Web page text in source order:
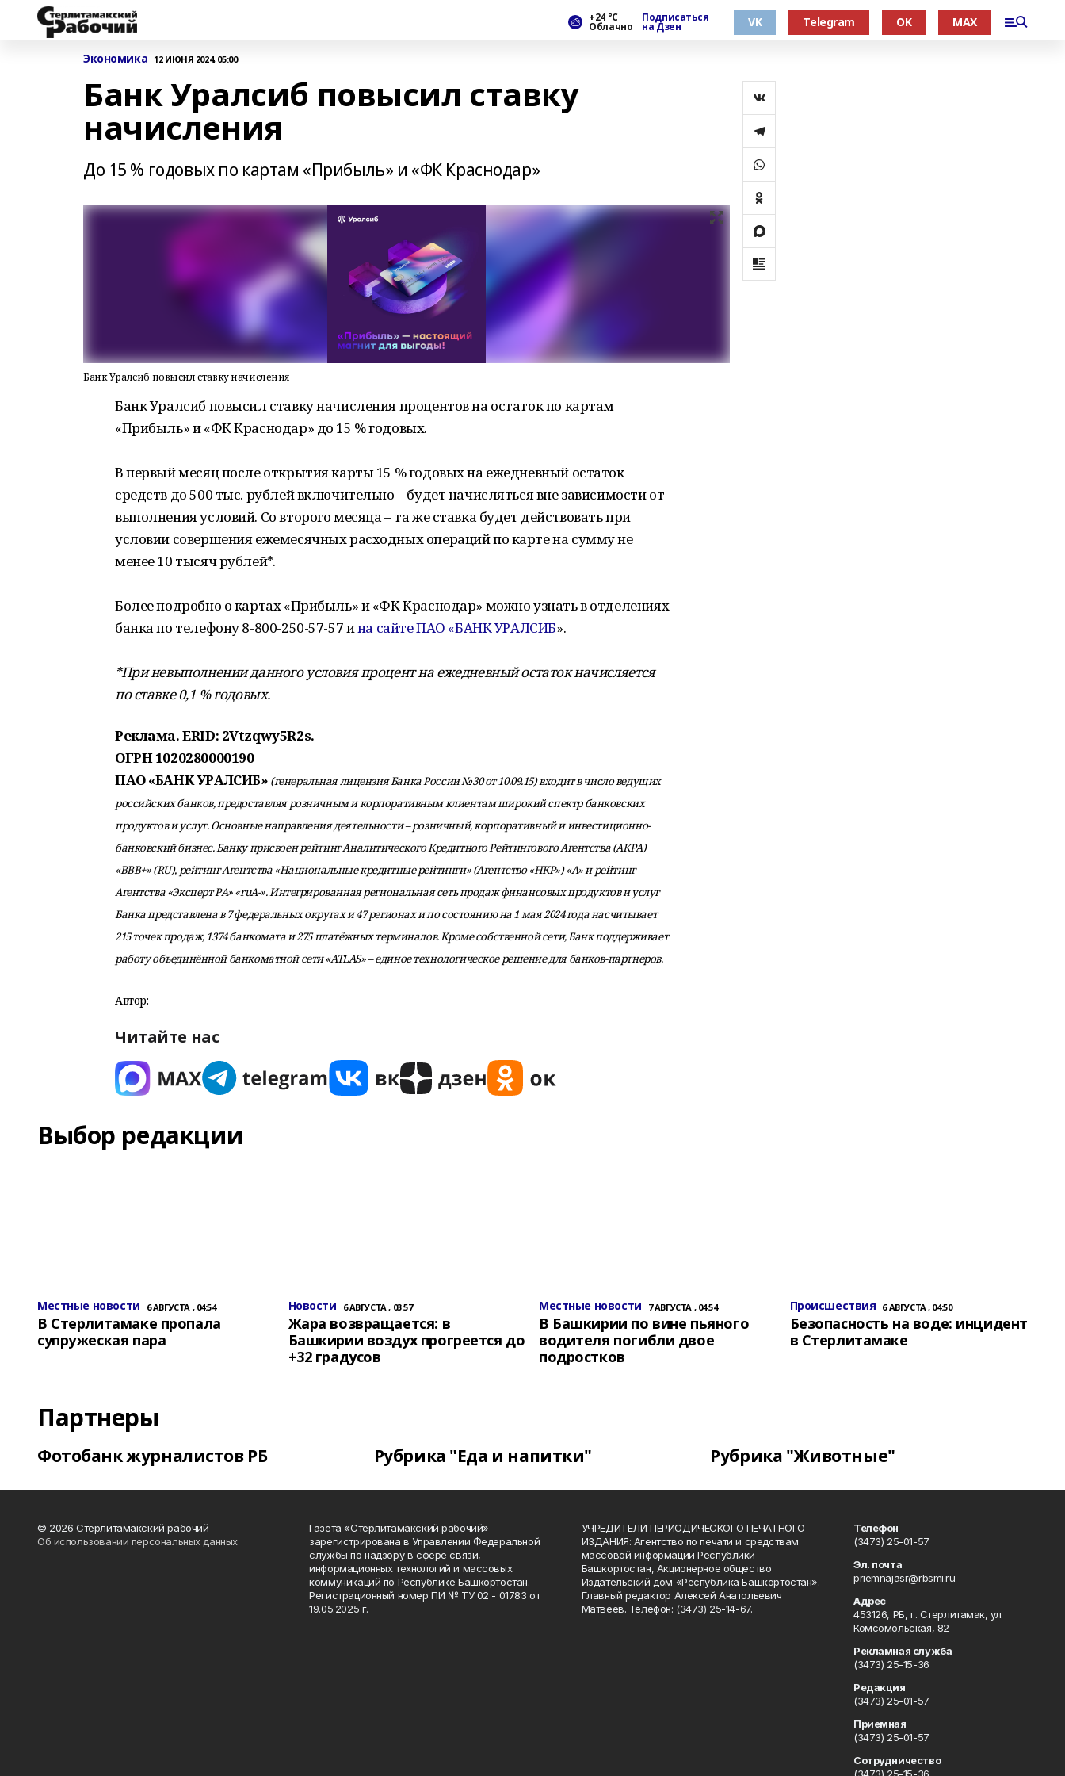
+24 °С
Облачно
Подписаться
на Дзен VK Telegram OK MAX
Экономика 12 ИЮНЯ 2024, 05:00
Банк Уралсиб повысил ставку
начисления
До 15 % годовых по картам «Прибыль» и «ФК Краснодар»
Банк Уралсиб повысил ставку начисления
Банк Уралсиб повысил ставку начисления процентов на остаток по картам
«Прибыль» и «ФК Краснодар» до 15 % годовых.
В первый месяц после открытия карты 15 % годовых на ежедневный остаток
средств до 500 тыс. рублей включительно – будет начисляться вне зависимости от
выполнения условий. Со второго месяца – та же ставка будет действовать при
условии совершения ежемесячных расходных операций по карте на сумму не
менее 10 тысяч рублей*.
Более подробно о картах «Прибыль» и «ФК Краснодар» можно узнать в отделениях
банка по телефону 8-800-250-57-57 ина сайте ПАО «БАНК УРАЛСИБ».
*При невыполнении данного условия процент на ежедневный остаток начисляется
по ставке 0,1 % годовых.
Реклама. ERID: 2Vtzqwy5R2s.
ОГРН 1020280000190
ПАО «БАНК УРАЛСИБ» (генеральная лицензия Банка России №30 от 10.09.15) входит в число ведущих
российских банков, предоставляя розничным и корпоративным клиентам широкий спектр банковских
продуктов и услуг. Основные направления деятельности – розничный, корпоративный и инвестиционно-
банковский бизнес. Банку присвоен рейтинг Аналитического Кредитного Рейтингового Агентства (АКРА)
«ВВВ+» (RU), рейтинг Агентства «Национальные кредитные рейтинги» (Агентство «НКР») «А» и рейтинг
Агентства «Эксперт РА» «ruА-». Интегрированная региональная сеть продаж финансовых продуктов и услуг
Банка представлена в 7 федеральных округах и 47 регионах и по состоянию на 1 мая 2024 года насчитывает
215 точек продаж, 1374 банкомата и 275 платёжных терминалов. Кроме собственной сети, Банк поддерживает
работу объединённой банкоматной сети «ATLAS» – единое технологическое решение для банков-партнеров.
Автор:
Читайте нас
Выбор редакции
Местные новости 6 АВГУСТА , 04:54
В Стерлитамаке пропала
супружеская пара
Новости 6 АВГУСТА , 03:57
Жара возвращается: в
Башкирии воздух прогреется до
+32 градусов
Местные новости 7 АВГУСТА , 04:54
В Башкирии по вине пьяного
водителя погибли двое
подростков
Происшествия 6 АВГУСТА , 04:50
Безопасность на воде: инцидент
в Стерлитамаке
Партнеры
Фотобанк журналистов РБ Рубрика "Еда и напитки" Рубрика "Животные"
© 2026 Стерлитамакский рабочий
Об использовании персональных данных
Газета «Стерлитамакский рабочий»
зарегистрирована в Управлении Федеральной
службы по надзору в сфере связи,
информационных технологий и массовых
коммуникаций по Республике Башкортостан.
Регистрационный номер ПИ № ТУ 02 - 01783 от
19.05.2025 г.
УЧРЕДИТЕЛИ ПЕРИОДИЧЕСКОГО ПЕЧАТНОГО
ИЗДАНИЯ: Агентство по печати и средствам
массовой информации Республики
Башкортостан, Акционерное общество
Издательский дом «Республика Башкортостан».
Главный редактор Алексей Анатольевич
Матвеев. Телефон: (3473) 25-14-67.
Телефон
(3473) 25-01-57
Эл. почта
priemnajasr@rbsmi.ru
Адрес
453126, РБ, г. Стерлитамак, ул.
Комсомольская, 82
Рекламная служба
(3473) 25-15-36
Редакция
(3473) 25-01-57
Приемная
(3473) 25-01-57
Сотрудничество